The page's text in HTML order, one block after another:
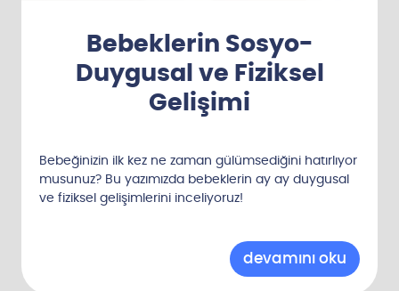
Bebeklerin Sosyo-
Duygusal ve Fiziksel
Gelişimi
Bebeğinizin ilk kez ne zaman gülümsediğini hatırlıyor
musunuz? Bu yazımızda bebeklerin ay ay duygusal
ve fiziksel gelişimlerini inceliyoruz!